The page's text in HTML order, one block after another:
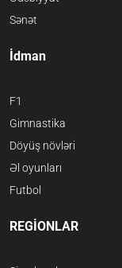
Sənət
İdman
F1
Gimnastika
Döyüş növləri
Əl oyunları
Futbol
REGİONLAR